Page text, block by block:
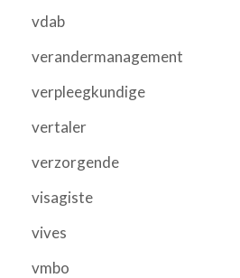
vdab
verandermanagement
verpleegkundige
vertaler
verzorgende
visagiste
vives
vmbo